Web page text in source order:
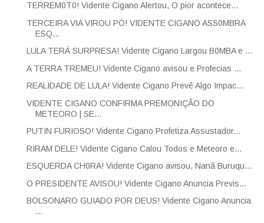
TERREM0T0! Vidente Cigano Alertou, O pior acontece...
TERCEIRA VIA VIROU PÓ! VIDENTE CIGANO ASS0MBRA
ESQ...
LULA TERÁ SURPRESA! Vidente Cigano Largou B0MBA e ...
A TERRA TREMEU! Vidente Cigano avisou e Profecias ...
REALIDADE DE LULA! Vidente Cigano Prevê Algo Impac...
VIDENTE CIGANO CONFIRMA PREMONIÇÃO DO
METEORO | SE...
PUTIN FURIOSO! Vidente Cigano Profetiza Assustador...
RIRAM DELE! Vidente Cigano Calou Todos e Meteoro e...
ESQUERDA CH0RA! Vidente Cigano avisou, Nanã Buruqu...
O PRESIDENTE AVISOU! Vidente Cigano Anuncia Previs...
BOLSONARO GUIADO POR DEUS! Vidente Cigano Anuncia
...